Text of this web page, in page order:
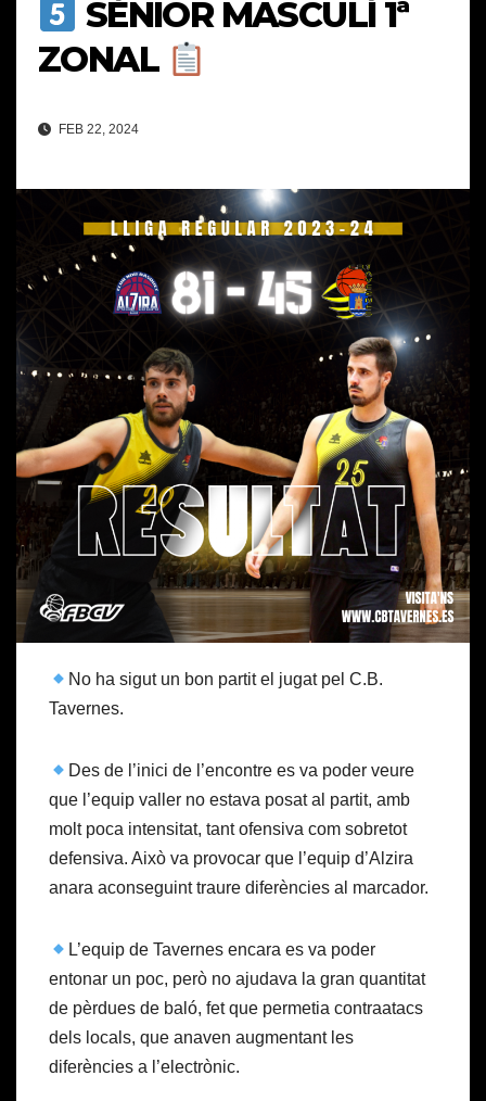
SÈNIOR MASCULÍ 1ª
ZONAL
FEB 22, 2024
No ha sigut un bon partit el jugat pel C.B.
Tavernes.
Des de l’inici de l’encontre es va poder veure
que l’equip valler no estava posat al partit, amb
molt poca intensitat, tant ofensiva com sobretot
defensiva. Això va provocar que l’equip d’Alzira
anara aconseguint traure diferències al marcador.
L’equip de Tavernes encara es va poder
entonar un poc, però no ajudava la gran quantitat
de pèrdues de baló, fet que permetia contraatacs
dels locals, que anaven augmentant les
diferències a l’electrònic.